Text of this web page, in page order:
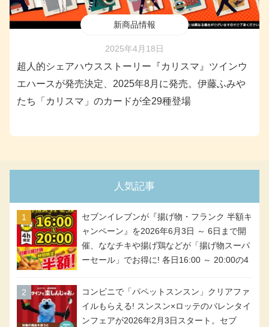
新商品情報
2025年4月18日
超人的シェアハウスストーリー『カリスマ』ツインウ
エハースが発売決定、2025年8月に発売。伊藤ふみや
たち「カリスマ」のカードが全29種登場
人気記事
セブンイレブンが『揚げ物・フランク 半額キ
ャンペーン』を2026年6月3日 ～ 6日まで開
催、ななチキや揚げ鶏などが「揚げ物スーパ
ーセール」でお得に! 各日16:00 ～ 20:00の4
アメリカンドッグが税抜き69円!
コンビニで「パペットスンスン」クリアファ
イルもらえる! スンスン×ロッテのバレンタイ
ンフェアが2026年2月3日スタート。セブ